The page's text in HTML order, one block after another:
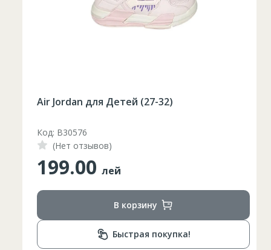
Air Jordan для Детей (27-32)
Код: B30576
(Нет отзывов)
199.00лей
В корзину
Быстрая покупка!